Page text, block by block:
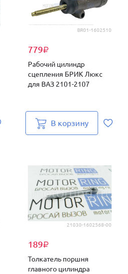
BR01-1602510
779₽
Рабочий цилиндр
сцепления БРИК Люкс
для ВАЗ 2101-2107
В корзину
21030-1602568-00
189₽
Толкатель поршня
главного цилиндра